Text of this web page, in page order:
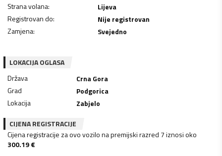
Strana volana:
Lijeva
Registrovan do:
Nije registrovan
Zamjena: Svejedno
LOKACIJA OGLASA
Država
Crna Gora
Grad
Podgorica
Lokacija
Zabjelo
CIJENA REGISTRACIJE
Cijena registracije za ovo vozilo na premijski razred 7 iznosi oko
300.19€